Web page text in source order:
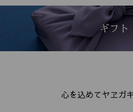
ギフト
心を込めてヤヱガ